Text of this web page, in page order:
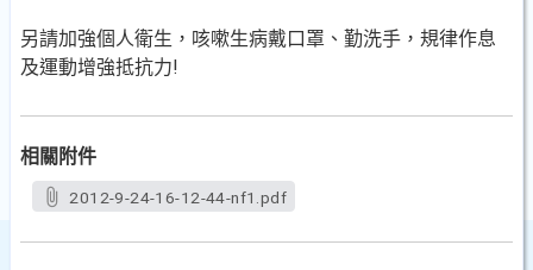
另請加強個人衛生，咳嗽生病戴口罩、勤洗手，規律作息
及運動增強抵抗力!
相關附件
2012-9-24-16-12-44-nf1.pdf